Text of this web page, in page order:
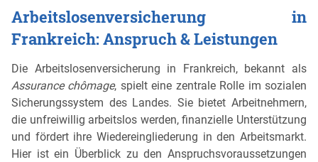
Arbeitslosenversicherung in
Frankreich: Anspruch & Leistungen
Die Arbeitslosenversicherung in Frankreich, bekannt als
Assurance chômage, spielt eine zentrale Rolle im sozialen
Sicherungssystem des Landes. Sie bietet Arbeitnehmern,
die unfreiwillig arbeitslos werden, finanzielle Unterstützung
und fördert ihre Wiedereingliederung in den Arbeitsmarkt.
Hier ist ein Überblick zu den Anspruchsvoraussetzungen